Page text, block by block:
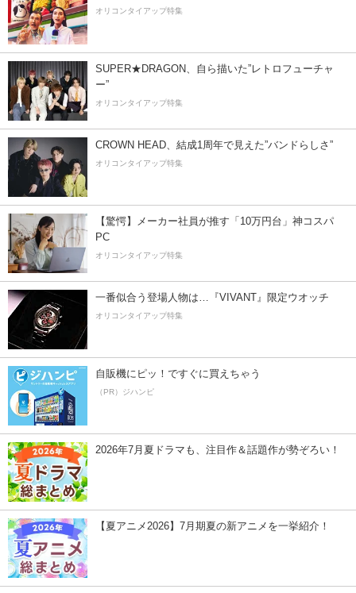
オリコンタイアップ特集
SUPER★DRAGON、自ら描いた”レトロフューチャ
ー”
オリコンタイアップ特集
CROWN HEAD、結成1周年で見えた”バンドらしさ”
オリコンタイアップ特集
【驚愕】メーカー社員が推す「10万円台」神コスパ
PC
オリコンタイアップ特集
一番似合う登場人物は…『VIVANT』限定ウオッチ
オリコンタイアップ特集
自販機にピッ！ですぐに買えちゃう
（PR）ジハンピ
2026年7月夏ドラマも、注目作＆話題作が勢ぞろい！
【夏アニメ2026】7月期夏の新アニメを一挙紹介！